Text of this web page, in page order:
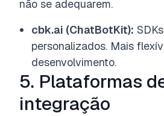
não se adequarem.
cbk.ai (ChatBotKit):
personalizados. Mais
desenvolvimento.
5. Plataformas
integração